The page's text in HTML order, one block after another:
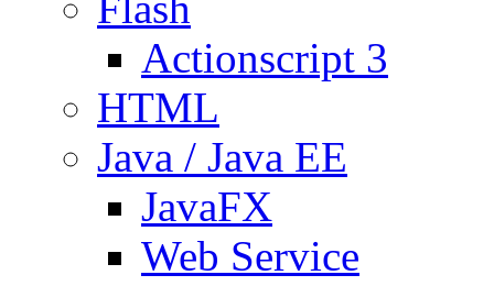
Actionscript 3
HTML
Java / Java EE
JavaFX
Web Service